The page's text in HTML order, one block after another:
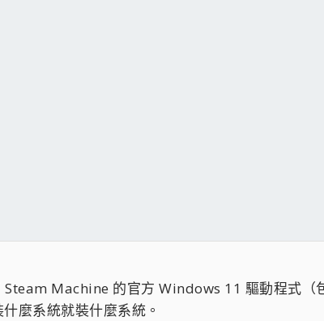
Machine 的官方 Windows 11 驅動程式（
麼系統就裝什麼系統。